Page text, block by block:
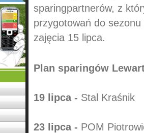
sparingpartnerów, z
przygotowań do
zajęcia 15 lipca.
Plan sparingów
19 lipca - Stal Kraśnik
23 lipca - POM